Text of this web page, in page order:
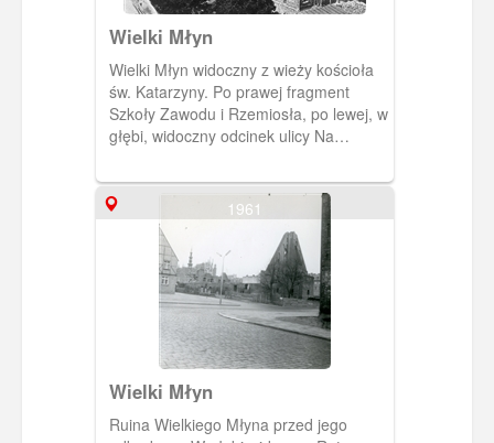
Wielki Młyn
Wielki Młyn widoczny z wieży kościoła
św. Katarzyny. Po prawej fragment
Szkoły Zawodu i Rzemiosła, po lewej, w
głębi, widoczny odcinek ulicy Na
[IDX:1953,963]
1961
Wielki Młyn
Ruina Wielkiego Młyna przed jego